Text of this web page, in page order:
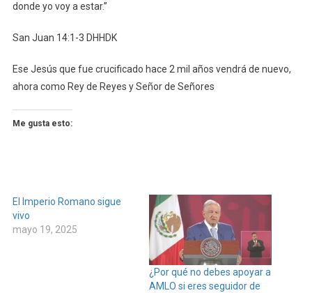
donde yo voy a estar.”
‭‭San Juan‬ ‭14‬:‭1‬-‭3‬ ‭DHHDK‬‬
Ese Jesús que fue crucificado hace 2 mil años vendrá de nuevo,
ahora como Rey de Reyes y Señor de Señores
Me gusta esto:
El Imperio Romano sigue
vivo
mayo 19, 2025
¿Por qué no debes apoyar a
AMLO si eres seguidor de